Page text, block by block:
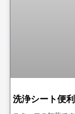
洗浄シート便